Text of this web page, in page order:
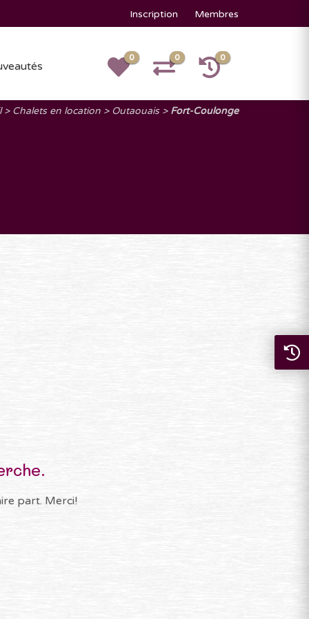
Inscription Membres
0 0 0
Chalets en location Outaouais Fort-Coulonge
part. Merci!